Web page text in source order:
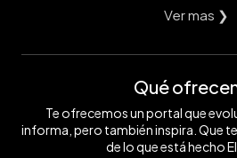
Ver mas ❯
Qué
Te ofrecemos un portal que
informa, pero también inspira. Que
de lo que está hecho